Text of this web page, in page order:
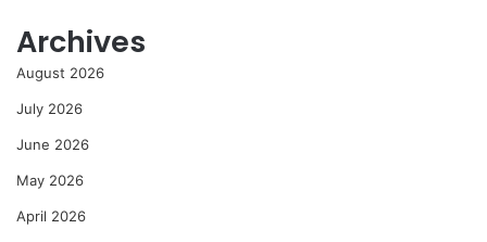
Archives
August 2026
July 2026
June 2026
May 2026
April 2026